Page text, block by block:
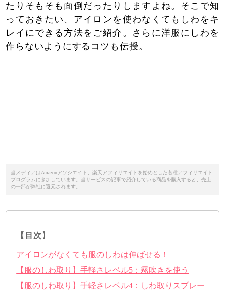
たりそもそも面倒だったりしますよね。そこで知
っておきたい、アイロンを使わなくてもしわをキ
レイにできる方法をご紹介。さらに洋服にしわを
作らないようにするコツも伝授。
当メディアはAmazonアソシエイト、楽天アフィリエイトを始めとした各種アフィリエイト
プログラムに参加しています。当サービスの記事で紹介している商品を購入すると、売上
の一部が弊社に還元されます。
【目次】
アイロンがなくても服のしわは伸ばせる！
【服のしわ取り】手軽さレベル5：霧吹きを使う
【服のしわ取り】手軽さレベル4：しわ取りスプレー